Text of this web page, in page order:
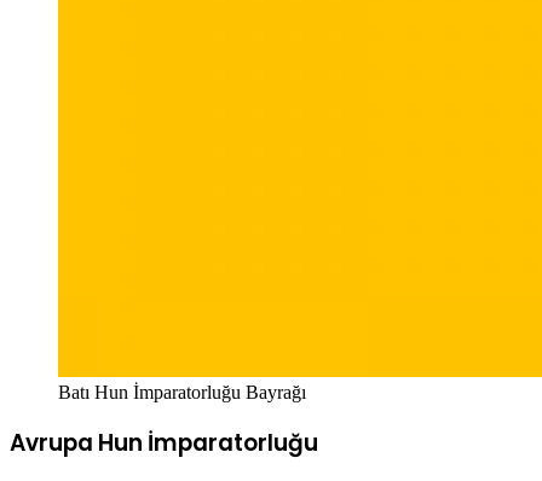
Batı Hun İmparatorluğu Bayrağı
Avrupa Hun İmparatorluğu